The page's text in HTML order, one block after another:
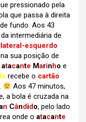
pressionado pela
que passa à direita
fundo. Aos 43
intermediária de
lateral-esquerdo
sua posição de
atacante Marinho e
recebe o cartão
Aos 47 minutos,
a bola é cruzada na
n Cândido, pelo lado
onde o atacante